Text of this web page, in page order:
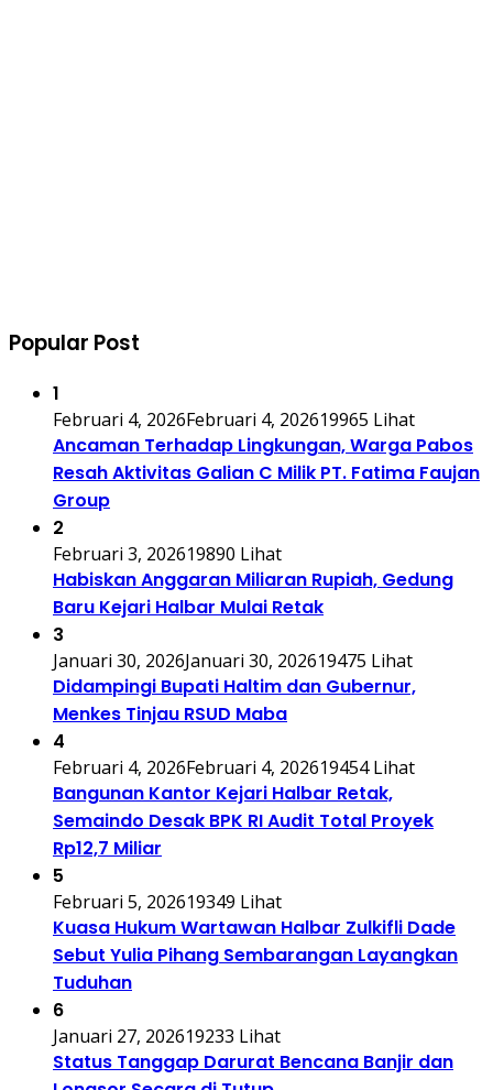
Popular Post
1
Februari 4, 2026Februari 4, 202619965 Lihat
Ancaman Terhadap Lingkungan, Warga Pabos
Resah Aktivitas Galian C Milik PT. Fatima Faujan
Group
2
Februari 3, 202619890 Lihat
Habiskan Anggaran Miliaran Rupiah, Gedung
Baru Kejari Halbar Mulai Retak
3
Januari 30, 2026Januari 30, 202619475 Lihat
Didampingi Bupati Haltim dan Gubernur,
Menkes Tinjau RSUD Maba
4
Februari 4, 2026Februari 4, 202619454 Lihat
Bangunan Kantor Kejari Halbar Retak,
Semaindo Desak BPK RI Audit Total Proyek
Rp12,7 Miliar
5
Februari 5, 202619349 Lihat
Kuasa Hukum Wartawan Halbar Zulkifli Dade
Sebut Yulia Pihang Sembarangan Layangkan
Tuduhan
6
Januari 27, 202619233 Lihat
Status Tanggap Darurat Bencana Banjir dan